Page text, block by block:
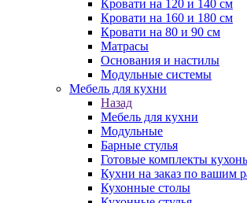
Кровати на 120 и 140 см
Кровати на 160 и 180 см
Кровати на 80 и 90 см
Матрасы
Основания и настилы
Модульные системы
Мебель для кухни
Назад
Мебель для кухни
Модульные
Барные стулья
Готовые комплекты кухонь
Кухни на заказ по вашим
Кухонные столы